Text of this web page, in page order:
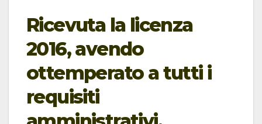
Ricevuta la licenza
2016, avendo
ottemperato a tutti i
requisiti